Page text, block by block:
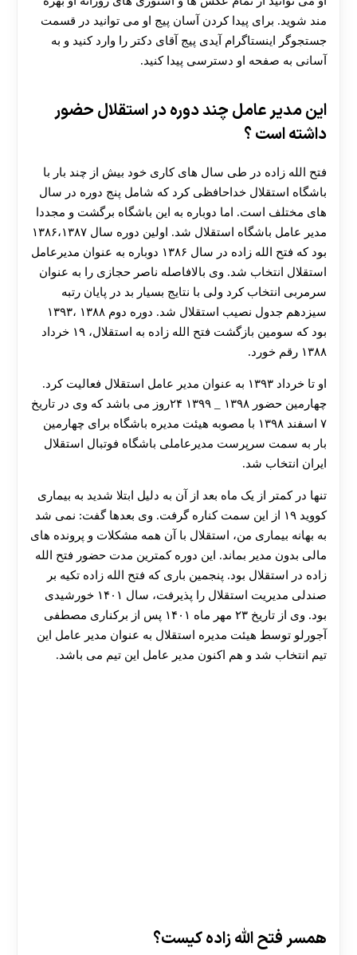
هات بت
مند شوید. برای پیدا کردن آسان پیج او می توانید در قسمت
جستجوگر اینستاگرام آیدی پیج آقای دکتر را وارد کنید و به
آسانی به صفحه او دسترسی پیدا کنید.
این مدیر عامل چند دوره در استقلال حضور
داشته است ؟
فتح‌ الله ‌زاده در طی سال های کاری خود بیش از چند بار با
باشگاه استقلال خداحافظی کرد که شامل پنج دوره در سال
های مختلف است. اما دوباره به این باشگاه برگشت و مجددا
مدیر عامل باشگاه استقلال شد. اولین دوره سال ۱۳۸۶،۱۳۸۷
بود که فتح الله زاده در سال ۱۳۸۶ دوباره به عنوان مدیرعامل
استقلال انتخاب شد. وی بالافاصله ناصر حجازی را به عنوان
سرمربی انتخاب کرد ولی با نتایج بسیار بد در پایان رتبه
سیزدهم جدول نصیب استقلال شد. دوره دوم ۱۳۸۸ ،۱۳۹۳
بود که سومین بازگشت فتح الله زاده به استقلال، ۱۹ خرداد
۱۳۸۸ رقم خورد.
او تا خرداد ۱۳۹۳ به عنوان مدیر عامل استقلال فعالیت کرد.
چهارمین حضور ۱۳۹۸ _ ۱۳۹۹ ۲۴روز می باشد که وی در تاریخ
۷ اسفند ۱۳۹۸ با مصوبه هیئت مدیره باشگاه برای چهارمین
بار به سمت سرپرست مدیرعاملی باشگاه فوتبال استقلال
ایران انتخاب شد.
تنها در کمتر از یک ماه بعد از آن به دلیل ابتلا شدید به بیماری
کووید ۱۹ از این سمت کناره گرفت. وی بعدها گفت: نمی شد
به بهانه بیماری من، استقلال با آن همه مشکلات و پرونده های
مالی بدون مدیر بماند. این دوره کمترین مدت حضور فتح الله
زاده در استقلال بود. پنجمین باری که فتح الله زاده تکیه بر
صندلی مدیریت استقلال را پذیرفت، سال ۱۴۰۱ خورشیدی
بود. وی از تاریخ ۲۳ مهر ماه ۱۴۰۱ پس از برکناری مصطفی
آجورلو توسط هیئت مدیره استقلال به عنوان مدیر عامل این
تیم انتخاب شد و هم اکنون مدیر عامل این تیم می ‌باشد.
همسر فتح الله زاده کیست؟